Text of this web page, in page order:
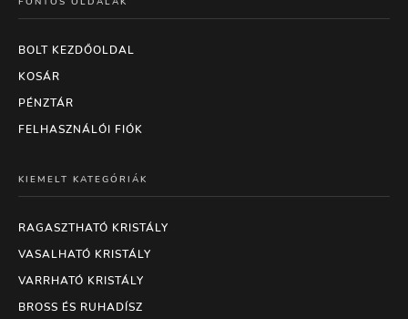
BOLT KEZDŐOLDAL
KOSÁR
PÉNZTÁR
FELHASZNÁLÓI FIÓK
KIEMELT KATEGÓRIÁK
RAGASZTHATÓ KRISTÁLY
VASALHATÓ KRISTÁLY
VARRHATÓ KRISTÁLY
BROSS ÉS RUHADÍSZ